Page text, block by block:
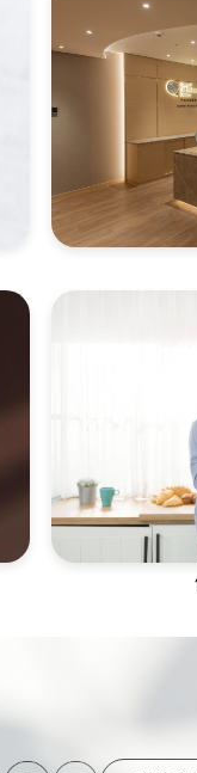
全方位口腔護
護理
專業細心、臨
團隊為您提供